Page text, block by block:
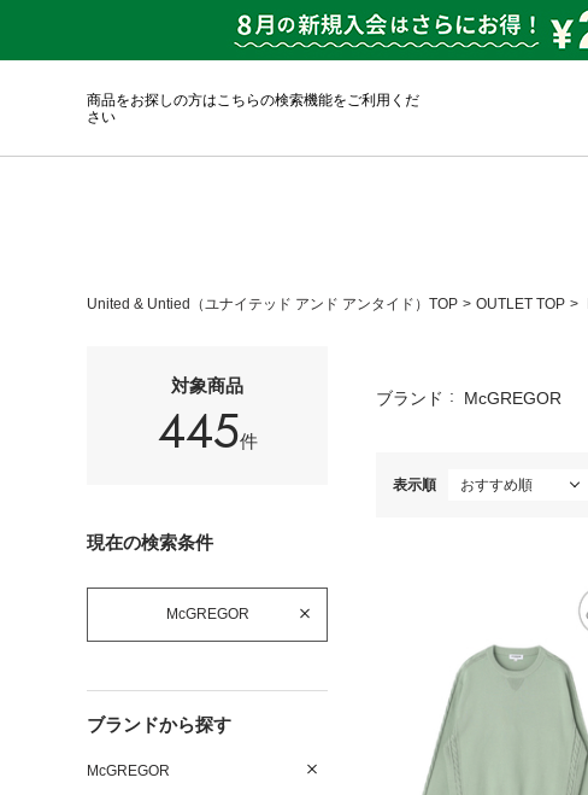
商品をお探しの方はこちらの検索機能をご利用くだ
さい
United & Untied（ユナイテッド アンド アンタイド）TOP OUTLET TOP
対象商品
445件
現在の検索条件
McGREGOR
ブランドから探す
McGREGOR
ブランド McGREGOR
表示順